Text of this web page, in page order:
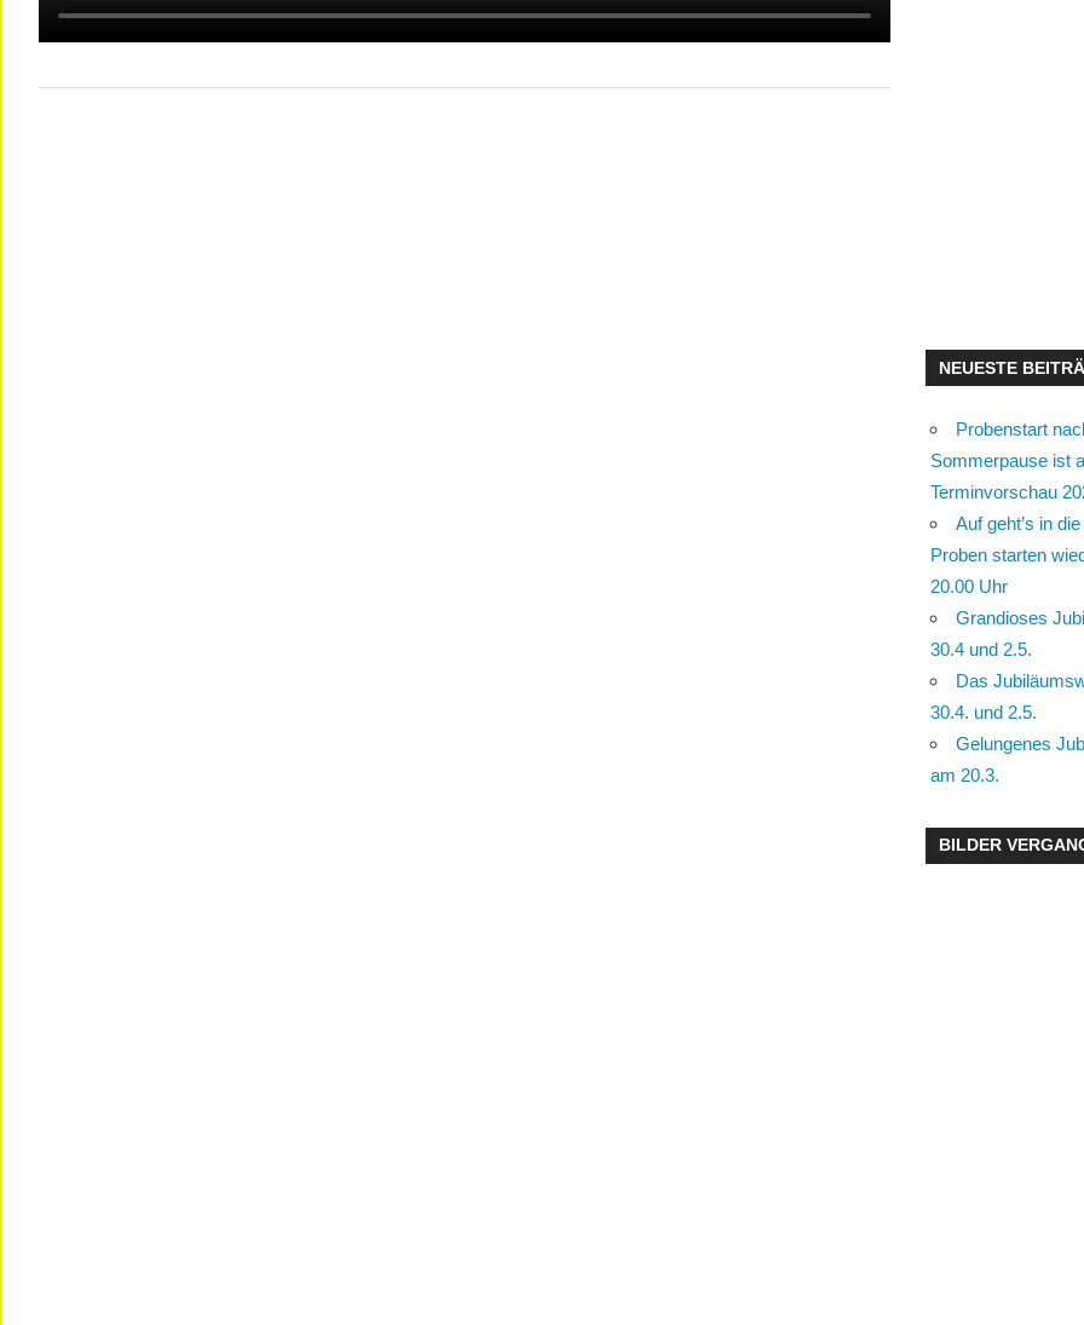
NEUESTE
Probenstart
Sommerpause ist
Terminvorschau
Auf geht’s in
Proben starten
20.00 Uhr
Grandioses
30.4 und 2.5.
Das
30.4. und 2.5.
Gelungenes
am 20.3.
BILDER